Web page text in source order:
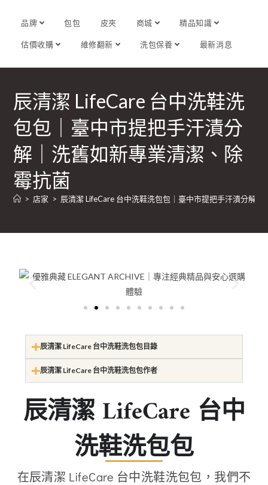
品牌 包包 皮夾 商城 精品知識
估價收購 維修翻新 洗包保養 最新消息
辰清潔 LifeCare 台中洗鞋洗
包包｜臺中市提把手汗漬分
解｜洗舊如新專業清潔、除
霉抗菌
> 店家 > 辰清潔 LifeCare 台中洗鞋洗包包｜臺中市提把手汗漬分解
辰清潔 LifeCare 台中洗鞋洗包包目錄
辰清潔 LifeCare 台中洗鞋洗包包作者
辰清潔 LifeCare 台中
洗鞋洗包包
在辰清潔 LifeCare 台中洗鞋洗包包，我們不